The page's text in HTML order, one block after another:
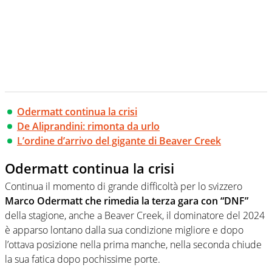
Odermatt continua la crisi
De Aliprandini: rimonta da urlo
L’ordine d’arrivo del gigante di Beaver Creek
Odermatt continua la crisi
Continua il momento di grande difficoltà per lo svizzero
Marco Odermatt che rimedia la terza gara con “DNF”
della stagione, anche a Beaver Creek, il dominatore del 2024
è apparso lontano dalla sua condizione migliore e dopo
l’ottava posizione nella prima manche, nella seconda chiude
la sua fatica dopo pochissime porte.